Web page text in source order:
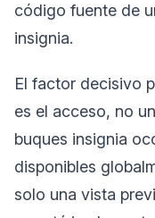
código fuente de
insignia.
El factor decisivo
es el acceso, no
buques insignia
disponibles
solo una vista